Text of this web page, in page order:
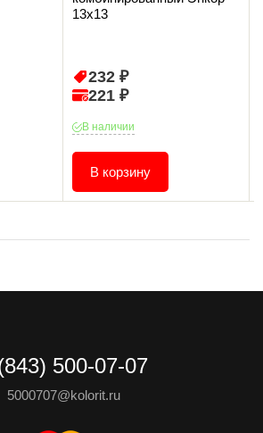
13х13
232 ₽
221 ₽
В наличии
В корзину
500-07-07
5000707@kolorit.ru